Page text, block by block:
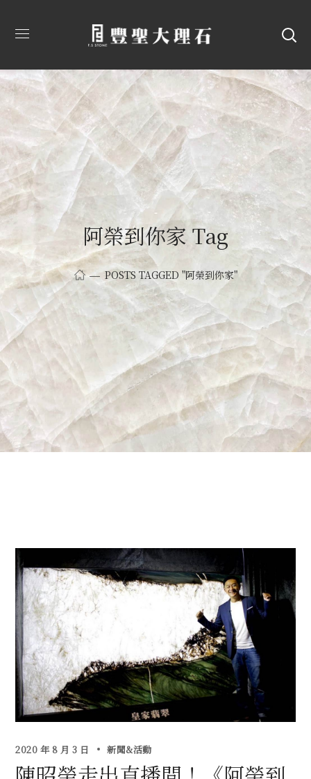
阿榮到你家 Tag
POSTS TAGGED "阿榮到你家"
2020 年 8 月 3 日 新聞&活動